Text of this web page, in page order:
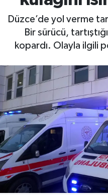
Düzce’de yol verme
Bir sürücü,
kopardı. Olayla ilgili
Güncel
Kültür Sanat
Magazin
Manşet Altı
Manşetler
Resmi İlan
Son Dakika Haberleri
Haber Arşivi